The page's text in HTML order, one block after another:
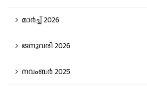
മാർച്ച്‌ 2026
ജനുവരി 2026
നവംബർ 2025